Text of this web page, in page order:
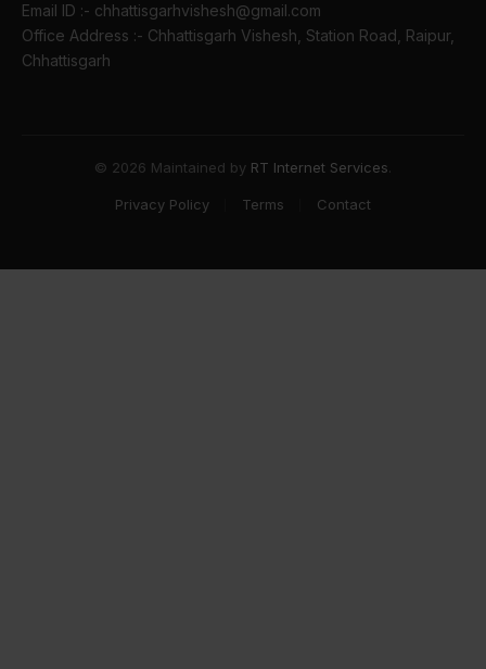
Email ID :- chhattisgarhvishesh@gmail.com
Office Address :- Chhattisgarh Vishesh, Station Road, Raipur,
Chhattisgarh
© 2026 Maintained by RT Internet Services.
Privacy Policy Terms Contact